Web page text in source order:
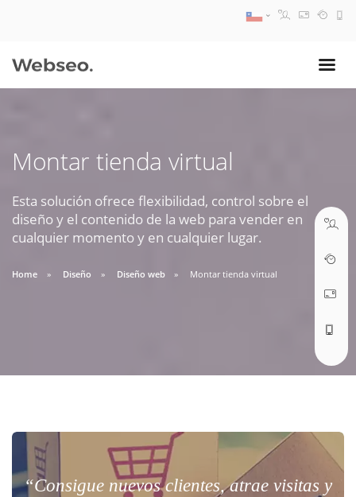
Montar tienda virtual
Esta solución ofrece flexibilidad, control sobre el
diseño y el contenido de la web para vender en
cualquier momento y en cualquier lugar.
Home Diseño Diseño web Montar tienda virtual
“Consigue nuevos clientes, atrae visitas y
09:30 AM A 18:30 PM
soporte@webseo.cl
ABRIR TICKET